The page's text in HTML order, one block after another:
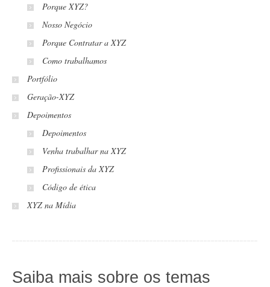
Porque XYZ?
Nosso Negócio
Porque Contratar a XYZ
Como trabalhamos
Portfólio
Geração-XYZ
Depoimentos
Depoimentos
Venha trabalhar na XYZ
Profissionais da XYZ
Código de ética
XYZ na Mídia
Saiba mais sobre os temas